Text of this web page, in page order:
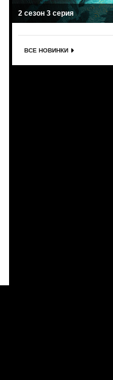
2 сезон 3 серия
ВСЕ НОВИНКИ